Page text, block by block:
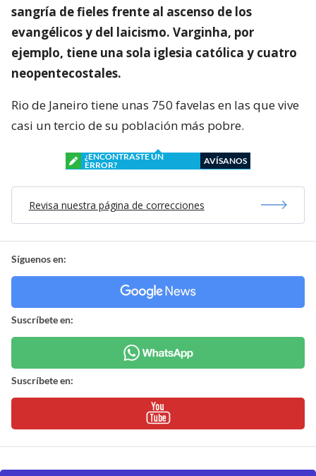
sangría de fieles frente al ascenso de los
evangélicos y del laicismo. Varginha, por
ejemplo, tiene una sola iglesia católica y cuatro
neopentecostales.
Rio de Janeiro tiene unas 750 favelas en las que vive
casi un tercio de su población más pobre.
¿ENCONTRASTE UN
ERROR?
AVÍSANOS
Revisa nuestra página de correcciones
Síguenos en:
Suscríbete en:
Suscríbete en: